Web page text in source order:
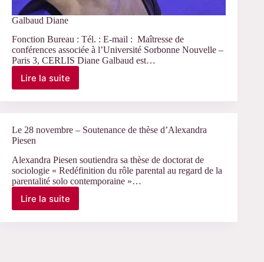
Galbaud Diane
Fonction Bureau : Tél. : E-mail : Maîtresse de
conférences associée à l’Université Sorbonne Nouvelle –
Paris 3, CERLIS Diane Galbaud est…
Lire la suite
Galbaud
Le 28 novembre – Soutenance de thèse d’Alexandra
Piesen
Alexandra Piesen soutiendra sa thèse de doctorat de
sociologie « Redéfinition du rôle parental au regard de la
parentalité solo contemporaine »…
Lire la suite
Le